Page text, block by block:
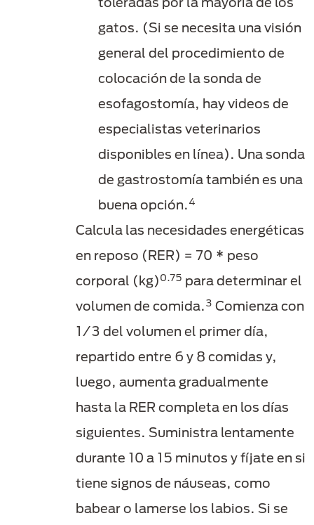
gatos. (Si se necesita una visión
general del procedimiento de
colocación de la sonda de
esofagostomía, hay videos de
especialistas veterinarios
disponibles en línea). Una sonda
de gastrostomía también es una
buena opción.4
Calcula las necesidades energéticas
en reposo (RER) = 70 * peso
corporal (kg)0.75 para determinar el
volumen de comida.3 Comienza con
1/3 del volumen el primer día,
repartido entre 6 y 8 comidas y,
luego, aumenta gradualmente
hasta la RER completa en los días
siguientes. Suministra lentamente
durante 10 a 15 minutos y fíjate en si
tiene signos de náuseas, como
babear o lamerse los labios. Si se